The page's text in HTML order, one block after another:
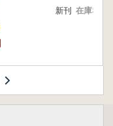
新刊 在庫なし